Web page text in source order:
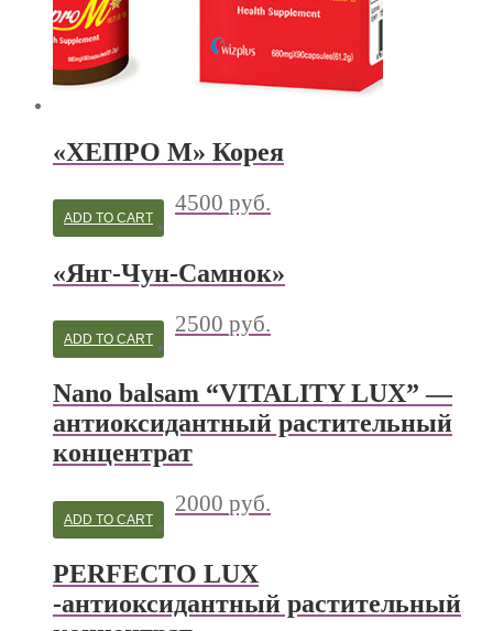
«ХЕПРО М» Корея
4500 руб.
ADD TO CART
«Янг-Чун-Самнок»
2500 руб.
ADD TO CART
Nano balsam “VITALITY LUX” —
антиоксидантный растительный
концентрат
2000 руб.
ADD TO CART
PERFECTO LUX
-антиоксидантный растительный